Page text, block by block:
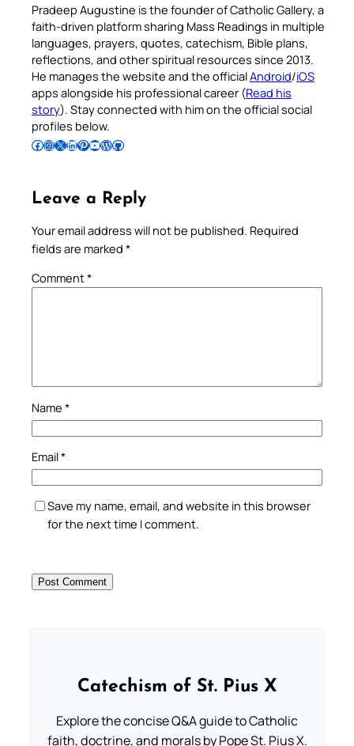
Pradeep Augustine is the founder of Catholic Gallery, a
faith-driven platform sharing Mass Readings in multiple
languages, prayers, quotes, catechism, Bible plans,
reflections, and other spiritual resources since 2013.
He manages the website and the officialAndroid/iOS
apps alongside his professional career (Read his
story). Stay connected with him on the official social
profiles below.
Follow Pradeep on Facebook Follow Pradeep on InstagramFollow Pradeep on X Follow Pradeep on LinkedIn Follow Pradeep on Pinterest Subscribe to Pradeep’s Youtube Channel Follow Pradeep on WordPress Follow Pradeep on GitHub
Leave a Reply
Your email address will not be published. Required
fields are marked *
Comment*
Name *
Email*
Save my name, email, and website in this browser
for the next time I comment.
Catechism of St. Pius X
Explore the concise Q&A guide to Catholic
faith, doctrine, and morals by Pope St. Pius X.